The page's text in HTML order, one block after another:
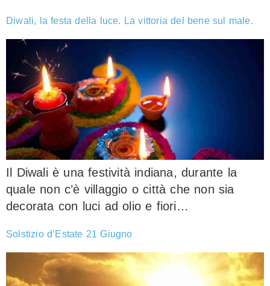
Diwali, la festa della luce. La vittoria del bene sul male.
Il Diwali è una festività indiana, durante la
quale non c’è villaggio o città che non sia
decorata con luci ad olio e fiori…
Solstizio d’Estate 21 Giugno